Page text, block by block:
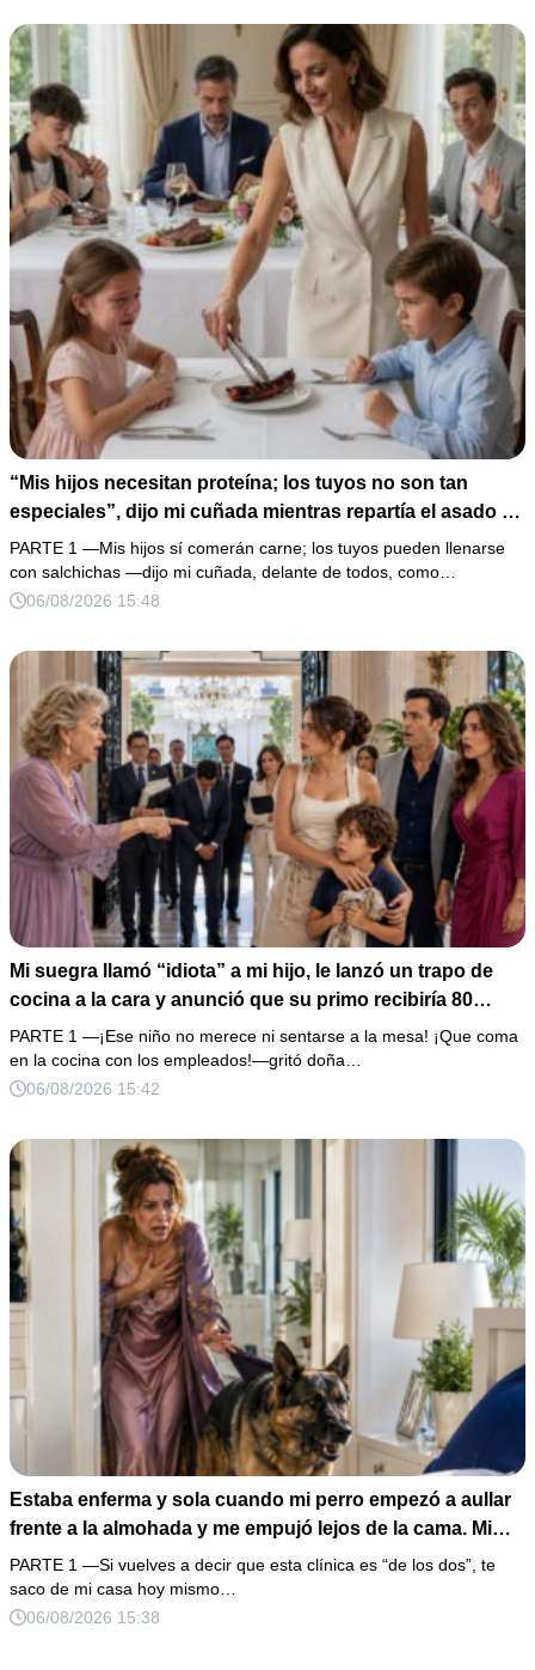
de humillarlo.
“Mis hijos necesitan proteína; los tuyos no son tan
especiales”, dijo mi cuñada mientras repartía el asado y
hacía llorar a mi hija. Mi esposo me pidió que no armara
un escándalo, así que guardé silencio, terminé un pastel
de boda de 8,000 pesos y coloqué sobre la mesa un
PARTE 1 —Mis hijos sí comerán carne; los tuyos pueden llenarse
con salchichas —dijo mi cuñada, delante de todos, como…
06/08/2026 15:48
Mi suegra llamó “idiota” a mi hijo, le lanzó un trapo de
cocina a la cara y anunció que su primo recibiría 80
millones y el 50% de las acciones: “Aprende cuál es tu
lugar”. Permanecí en silencio hasta que terminaron de
firmar; entonces mostré una grabación y alguien llamó a
PARTE 1 —¡Ese niño no merece ni sentarse a la mesa! ¡Que coma
en la cocina con los empleados!—gritó doña…
06/08/2026 15:42
Estaba enferma y sola cuando mi perro empezó a aullar
frente a la almohada y me empujó lejos de la cama. Mi
esposo regresó un día antes y susurró: “Acuéstate,
amor, yo te cuidaré”. Fingí obedecer, pero escondí una
grabadora bajo la cobija… Esa noche escuché por qué
PARTE 1 —Si vuelves a decir que esta clínica es “de los dos”, te
saco de mi casa hoy mismo…
06/08/2026 15:38